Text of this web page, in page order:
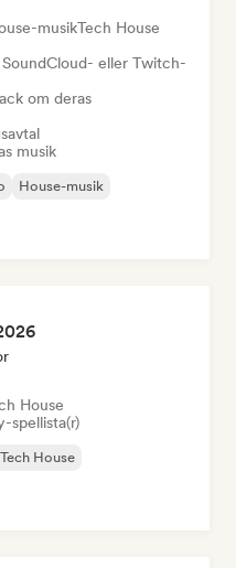
musikTech House
SoundCloud- eller Twitch-
om deras
musik
House-musik
House
spellista(r)
Tech House